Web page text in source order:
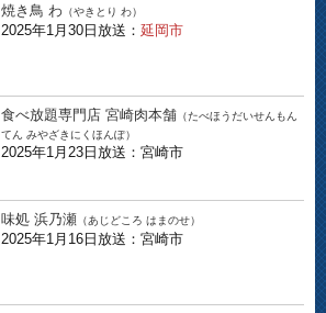
焼き鳥 わ （やきとり わ）
2025年1月30日放送： 延岡市
食べ放題専門店 宮崎肉本舗 （たべほうだいせんもん
てん みやざきにくほんぽ）
2025年1月23日放送：宮崎市
味処 浜乃瀬 （あじどころ はまのせ）
2025年1月16日放送：宮崎市